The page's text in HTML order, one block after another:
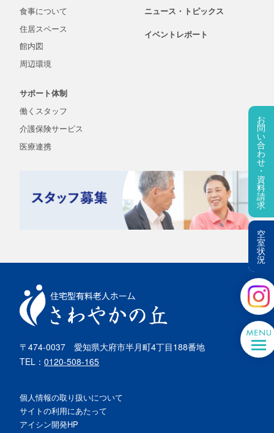
お
問
い
合
わ
せ
・
資
料
請
求
空
室
状
況
食事について
住居スペース
館内図
周辺環境
サポート体制
働くスタッフ
介護保険サービス
医療連携
ニュース・ トピックス
イベントレポート
〒474-0037愛知県大府市半月町4丁目188番地
TEL：0120-508-165
個人情報の取り扱いについて
サイトの利用にあたって
アイシン開発HP